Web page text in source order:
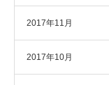
2017年11月
2017年10月